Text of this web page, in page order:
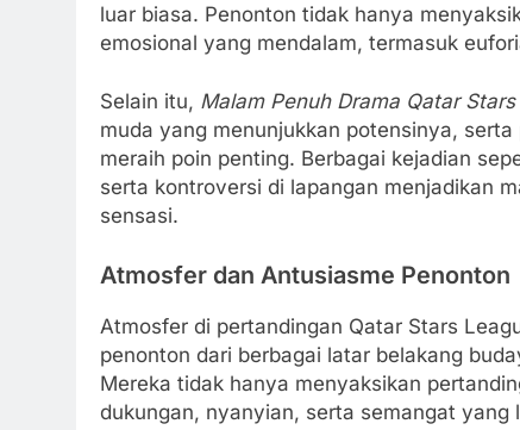
luar biasa. Penonton tidak hanya
emosional yang mendalam, termasuk
Selain itu, Malam Penuh Drama Qatar
muda yang menunjukkan potensinya,
meraih poin penting. Berbagai kejadian
serta kontroversi di lapangan menjadikan
sensasi.
Atmosfer dan Antusiasme Penonton
Atmosfer di pertandingan Qatar Stars
penonton dari berbagai latar belakang
Mereka tidak hanya menyaksikan
dukungan, nyanyian, serta semangat yang